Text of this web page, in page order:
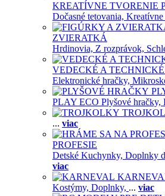
KREATÍVNE TVORENIE
Dočasné tetovania,
ZVIERATKÁ
Hrdinovia, Z rozprávok,
VEDECKÉ A
Elektronické hračky,
PLAY ECO Plyšové hračky,
... viac
PROFESIE
Detské Kuchynky, Doplnky
viac
Kostýmy, Doplnky, ... viac